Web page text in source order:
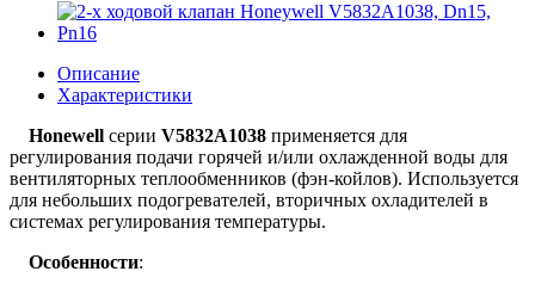
Описание
Характеристики
Honewell серии V5832A1038 применяется для
регулирования подачи горячей и/или охлажденной воды для
вентиляторных теплообменников (фэн-койлов). Используется
для небольших подогревателей, вторичных охладителей в
системах регулирования температуры.
Особенности: